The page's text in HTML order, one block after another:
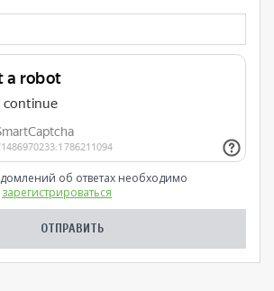
об ответах необходимо
зарегистрироваться